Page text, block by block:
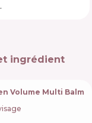
ingrédient
Volume Multi Balm